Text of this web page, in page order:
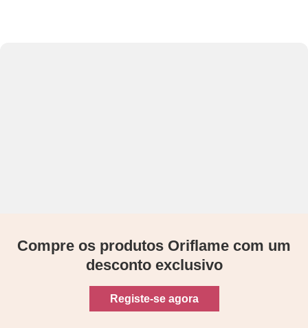
Compre os produtos Oriflame com um
desconto exclusivo
Registe-se agora